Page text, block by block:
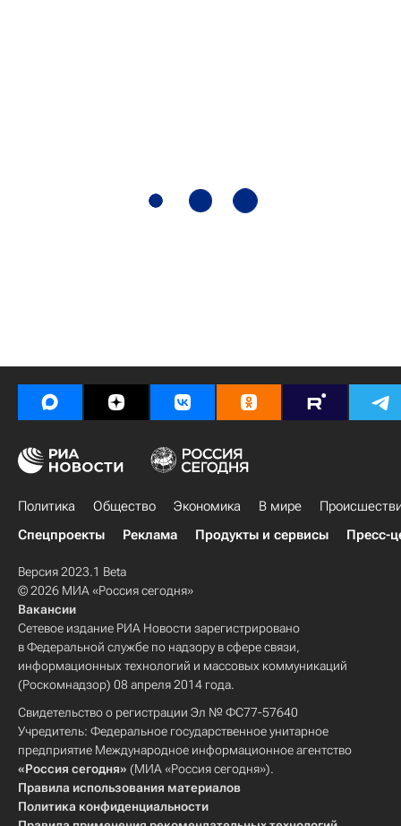
Политика Общество Экономика В мире
Спецпроекты
Реклама Продукты и сервисы Пресс-
Версия 2023.1 Beta
© 2026 МИА «Россия сегодня»
Вакансии
Сетевое издание РИА Новости зарегистрировано
в Федеральной службе по надзору в сфере связи,
информационных технологий и массовых коммуникаций
(Роскомнадзор) 08 апреля 2014 года.
Свидетельство о регистрации Эл № ФС77-57640
Учредитель: Федеральное государственное унитарное
предприятие Международное информационное агентство
«Россия сегодня» (МИА «Россия сегодня»).
Правила использования материалов
Политика конфиденциальности